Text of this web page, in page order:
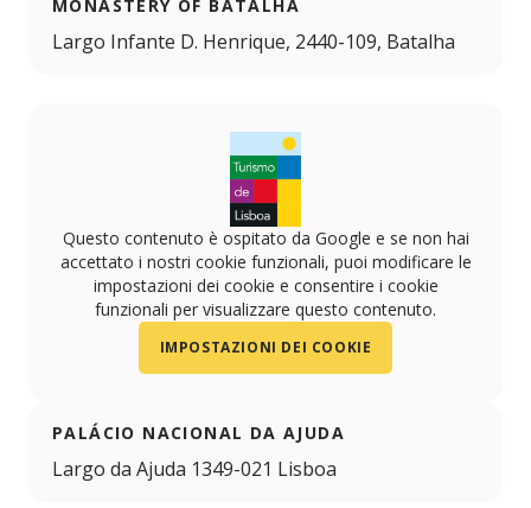
MONASTERY OF BATALHA
Largo Infante D. Henrique, 2440-109, Batalha
Questo contenuto è ospitato da Google e se non hai
accettato i nostri cookie funzionali, puoi modificare le
impostazioni dei cookie e consentire i cookie
funzionali per visualizzare questo contenuto.
IMPOSTAZIONI DEI COOKIE
PALÁCIO NACIONAL DA AJUDA
Largo da Ajuda 1349-021 Lisboa